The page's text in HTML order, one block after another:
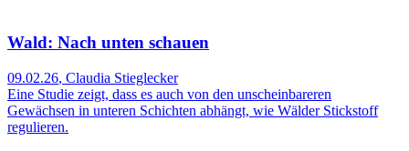
Wald: Nach unten schauen
09.02.26, Claudia Stieglecker
Eine Studie zeigt, dass es auch von den unscheinbareren
Gewächsen in unteren Schichten abhängt, wie Wälder Stickstoff
regulieren.